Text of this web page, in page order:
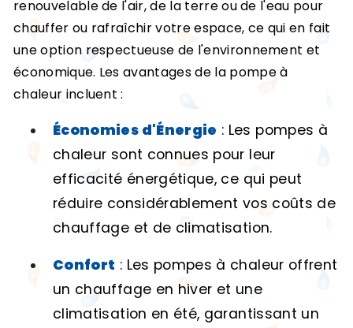
renouvelable de l'air, de la terre ou de l'eau pour
chauffer ou rafraîchir votre espace, ce qui en fait
une option respectueuse de l'environnement et
économique. Les avantages de la pompe à
chaleur incluent :
Économies d'Énergie : Les pompes à
chaleur sont connues pour leur
efficacité énergétique, ce qui peut
réduire considérablement vos coûts de
chauffage et de climatisation.
Confort : Les pompes à chaleur offrent
un chauffage en hiver et une
climatisation en été, garantissant un